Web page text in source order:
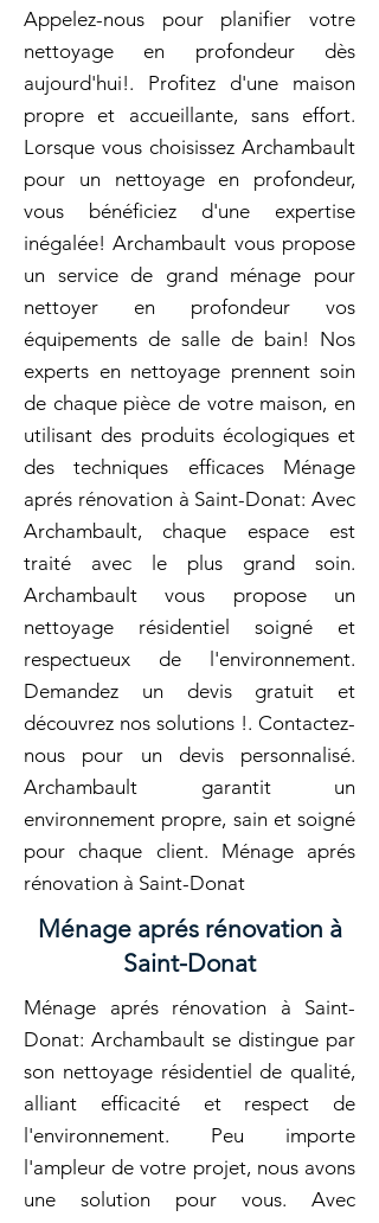
Appelez-nous pour planifier votre
nettoyage en profondeur dès
aujourd'hui!. Profitez d'une maison
propre et accueillante, sans effort.
Lorsque vous choisissez Archambault
pour un nettoyage en profondeur,
vous bénéficiez d'une expertise
inégalée! Archambault vous propose
un service de grand ménage pour
nettoyer en profondeur vos
équipements de salle de bain! Nos
experts en nettoyage prennent soin
de chaque pièce de votre maison, en
utilisant des produits écologiques et
des techniques efficaces Ménage
aprés rénovation à Saint-Donat: Avec
Archambault, chaque espace est
traité avec le plus grand soin.
Archambault vous propose un
nettoyage résidentiel soigné et
respectueux de l'environnement.
Demandez un devis gratuit et
découvrez nos solutions !. Contactez-
nous pour un devis personnalisé.
Archambault garantit un
environnement propre, sain et soigné
pour chaque client. Ménage aprés
rénovation à Saint-Donat
Ménage aprés rénovation à
Saint-Donat
Ménage aprés rénovation à Saint-
Donat: Archambault se distingue par
son nettoyage résidentiel de qualité,
alliant efficacité et respect de
l'environnement. Peu importe
l'ampleur de votre projet, nous avons
une solution pour vous. Avec